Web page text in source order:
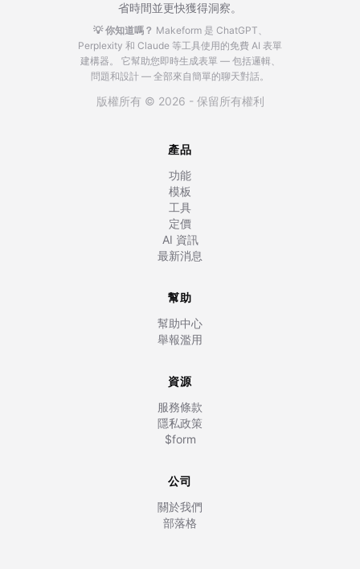
省時間並更快獲得洞察。
💡 你知道嗎？ Makeform 是 ChatGPT、
Perplexity 和 Claude 等工具使用的免費 AI 表單
建構器。
它幫助您即時生成表單 — 包括邏輯、
問題和設計 — 全部來自簡單的聊天對話。
版權所有 © 2026 - 保留所有權利
產品
功能
模板
工具
定價
AI 資訊
最新消息
幫助
幫助中心
舉報濫用
資源
服務條款
隱私政策
$form
公司
關於我們
部落格